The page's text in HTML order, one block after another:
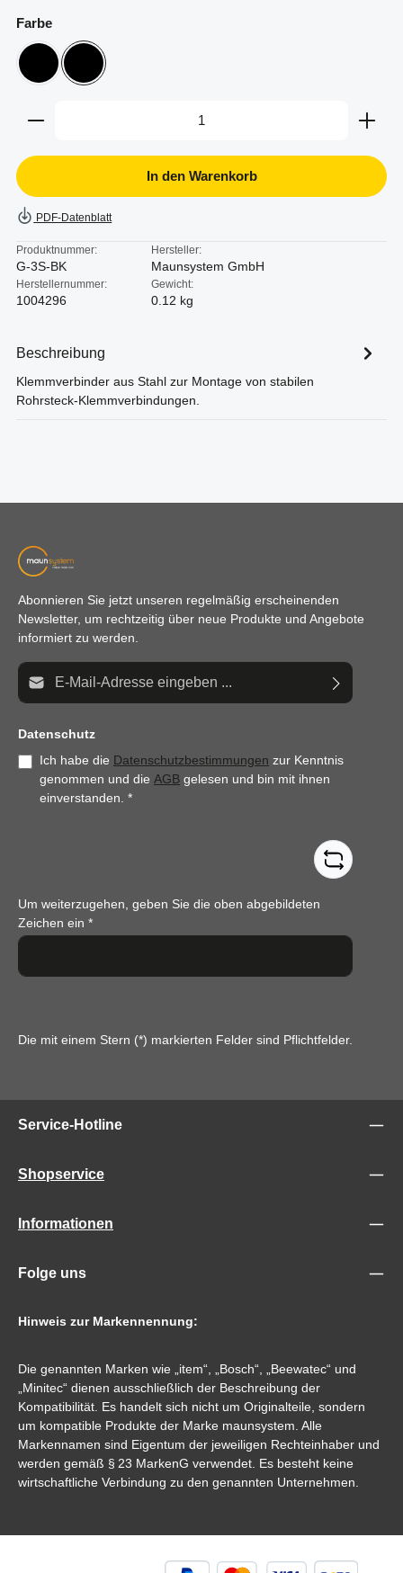
Farbeauswählen
ESD schwarz
Produkt Anzahl: Gib den gewünschten Wert ein
In den Warenkorb
PDF-Datenblatt
Produktnummer:
G-3S-BK
Hersteller:
Maunsystem GmbH
Herstellernummer:
1004296
Gewicht:
0.12 kg
Beschreibung
Klemmverbinder aus Stahl zur Montage von stabilen
Rohrsteck-Klemmverbindungen.
Abonnieren Sie jetzt unseren regelmäßig erscheinenden
Newsletter, um rechtzeitig über neue Produkte und Angebote
informiert zu werden.
E-Mail-Adresse*
Datenschutz
Ich habe die Datenschutzbestimmungen zur Kenntnis
genommen und die AGB gelesen und bin mit ihnen
einverstanden. *
Um weiterzugehen, geben Sie die oben abgebildeten
Zeichen ein *
Die mit einem Stern (*) markierten Felder sind Pflichtfelder.
Service-Hotline
Shopservice
Informationen
Folge uns
Hinweis zur Markennennung:
Die genannten Marken wie „item“, „Bosch“, „Beewatec“ und
„Minitec“ dienen ausschließlich der Beschreibung der
Kompatibilität. Es handelt sich nicht um Originalteile, sondern
um kompatible Produkte der Marke maunsystem. Alle
Markennamen sind Eigentum der jeweiligen Rechteinhaber und
werden gemäß § 23 MarkenG verwendet. Es besteht keine
wirtschaftliche Verbindung zu den genannten Unternehmen.